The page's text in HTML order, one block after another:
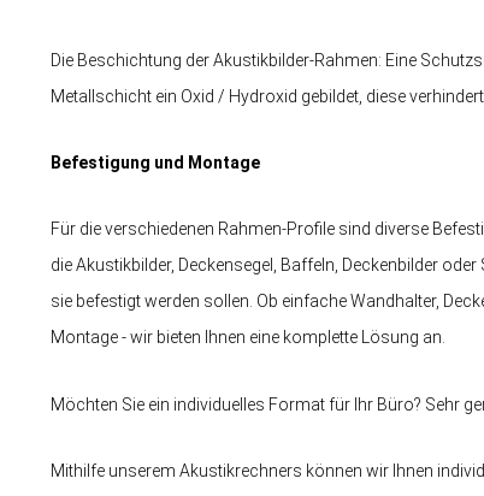
Die Beschichtung der Akustikbilder-Rahmen: Eine
Metallschicht ein Oxid / Hydroxid gebildet, diese
Befestigung und Montage
Für die verschiedenen Rahmen-Profile sind diverse
die Akustikbilder, Deckensegel, Baffeln, Deckenbilder
sie befestigt werden sollen. Ob einfache Wandhalter,
Montage - wir bieten Ihnen eine komplette Lösung an.
Möchten Sie ein individuelles Format für Ihr Büro? Sehr
Mithilfe unserem Akustikrechners können wir Ihnen